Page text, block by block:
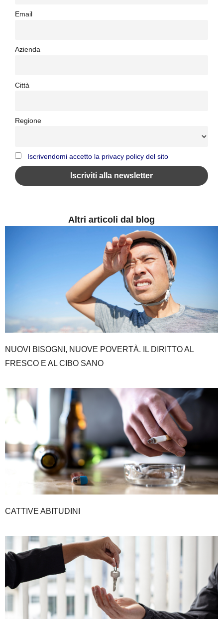
Email
Azienda
Città
Regione
Iscrivendomi accetto la privacy policy del sito
Altri articoli dal blog
NUOVI BISOGNI, NUOVE POVERTÀ. IL DIRITTO AL
FRESCO E AL CIBO SANO
CATTIVE ABITUDINI